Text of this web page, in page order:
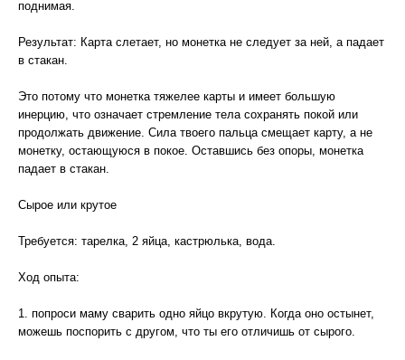
поднимая.
Результат: Карта слетает, но монетка не следует за ней, а падает
в стакан.
Это потому что монетка тяжелее карты и имеет большую
инерцию, что означает стремление тела сохранять покой или
продолжать движение. Сила твоего пальца смещает карту, а не
монетку, остающуюся в покое. Оставшись без опоры, монетка
падает в стакан.
Сырое или крутое
Требуется: тарелка, 2 яйца, кастрюлька, вода.
Ход опыта:
1. попроси маму сварить одно яйцо вкрутую. Когда оно остынет,
можешь поспорить с другом, что ты его отличишь от сырого.